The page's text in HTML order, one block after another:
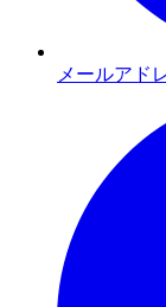
メールアド